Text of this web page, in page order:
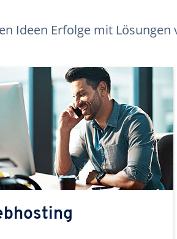
Ideen Erfolge mit Lösungen